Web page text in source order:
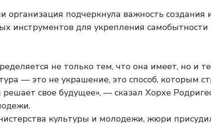
организация подчеркнула важность создания
инструментов для укрепления самобытности
не только тем, что она имеет, но и
— это не украшение, это способ, которым
решает свое будущее», — сказал Хорхе
культуры и молодежи, жюри